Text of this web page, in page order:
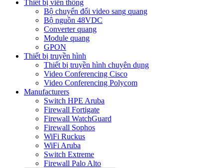
Thiết bị viễn thông
Bộ chuyển đổi video sang quang
Bộ nguồn 48VDC
Converter quang
Module quang
GPON
Thiết bị truyền hình
Thiết bị truyền hình chuyên dụng
Video Conferencing Cisco
Video Conferencing Polycom
Manufacturers
Switch HPE Aruba
Firewall Fortigate
Firewall WatchGuard
Firewall Sophos
WiFi Ruckus
WiFi Aruba
Switch Extreme
Firewall Palo Alto